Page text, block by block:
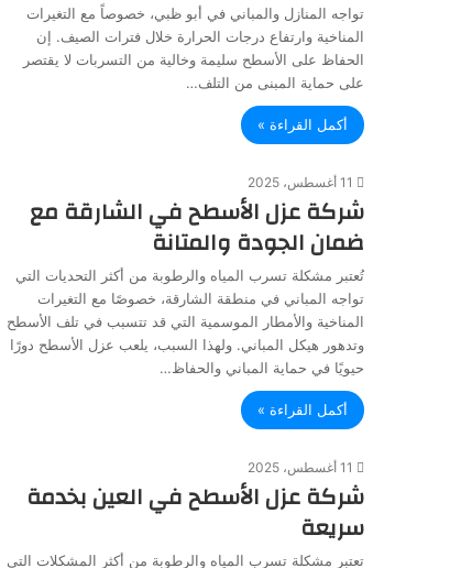
تواجه المنازل والمباني في أبو ظبي، خصوصاً مع التغيرات
المناخية وارتفاع درجات الحرارة خلال فترات الصيف. إن
الحفاظ على الأسطح سليمة وخالية من التسربات لا يقتصر
على حماية المبنى من التلف…
أكمل القراءة »
11 أغسطس، 2025
شركة عزل الأسطح في الشارقة مع
ضمان الجودة والمتانة
تُعتبر مشكلة تسرب المياه والرطوبة من أكثر التحديات التي
تواجه المباني في منطقة الشارقة، خصوصًا مع التغيرات
المناخية والأمطار الموسمية التي قد تتسبب في تلف الأسطح
وتدهور هيكل المباني. ولهذا السبب، يلعب عزل الأسطح دورًا
حيويًا في حماية المباني والحفاظ…
أكمل القراءة »
11 أغسطس، 2025
شركة عزل الأسطح في العين بخدمة
سريعة
تعتبر مشكلة تسرب المياه والرطوبة من أكثر المشكلات التي